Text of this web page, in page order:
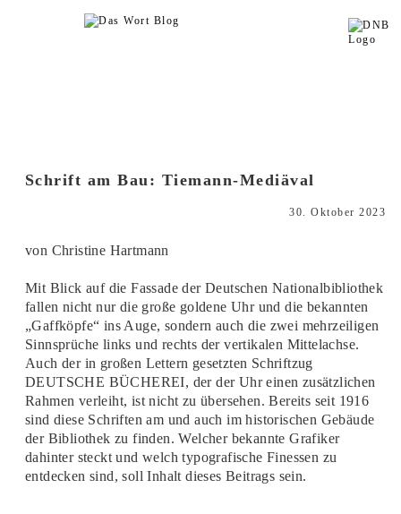
Schrift am Bau: Tiemann-Mediäval
30. Oktober 2023
von Christine Hartmann
Mit Blick auf die Fassade der Deutschen Nationalbibliothek
fallen nicht nur die große goldene Uhr und die bekannten
„Gaffköpfe“ ins Auge, sondern auch die zwei mehrzeiligen
Sinnsprüche links und rechts der vertikalen Mittelachse.
Auch der in großen Lettern gesetzten Schriftzug
DEUTSCHE BÜCHEREI, der der Uhr einen zusätzlichen
Rahmen verleiht, ist nicht zu übersehen. Bereits seit 1916
sind diese Schriften am und auch im historischen Gebäude
der Bibliothek zu finden. Welcher bekannte Grafiker
dahinter steckt und welch typografische Finessen zu
entdecken sind, soll Inhalt dieses Beitrags sein.